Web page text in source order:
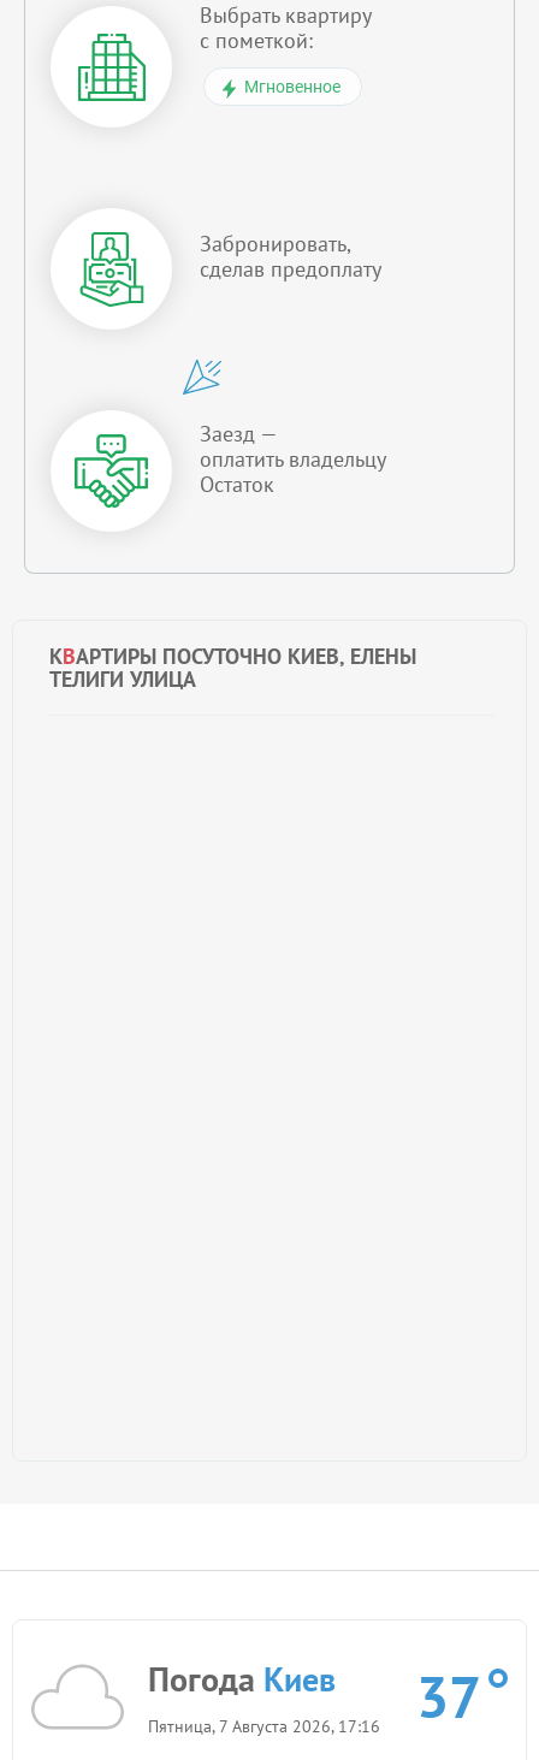
КВАРТИРЫ ПОСУТОЧНО КИЕВ, ЕЛЕНЫ
ТЕЛИГИ УЛИЦА
Выбрать квартиру
с пометкой:
Мгновенное
Забронировать,
сделав предоплату
Заезд —
оплатить владельцу
Остаток
Погода Киев
Пятница, 7 Августа 2026, 17:16 37